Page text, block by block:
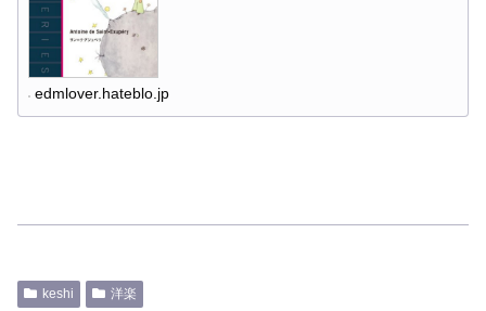
edmlover.hateblo.jp
keshi 洋楽